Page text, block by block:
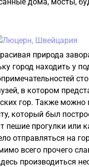
природа
город находить у
в котором
гор. Также можно
который был
пешие прогулки или
отправляться на
всего прочего
производиться